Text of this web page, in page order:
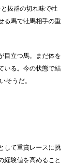
抜群の切れ味で牡
る馬で牡馬相手の重
目立つ馬。まだ体を
いる。今の状態で結
そうだ。
して重賞レースに挑
経験値を高めること